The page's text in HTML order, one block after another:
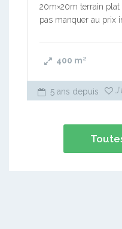
20m×20m terrain plat
pas manquer au prix
400 m²
5 ans depuis